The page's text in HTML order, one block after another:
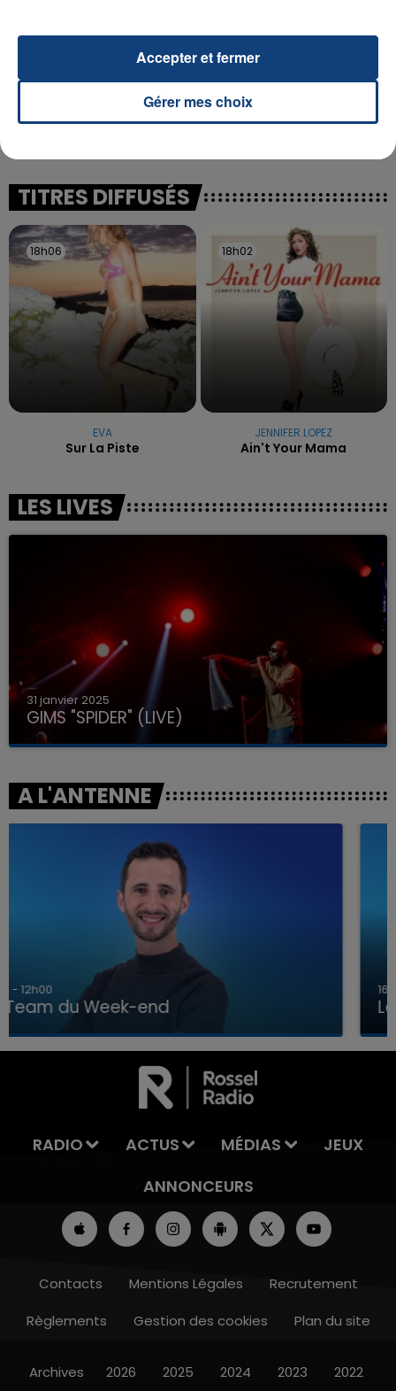
LA TEAM DU WEEK-END
20 juillet 2026
UNE ADOLESCENTE DEVANT SE FAIRE
OPÉRER DE LA CHEVILLE RESSORT DE LA...
reconnu sa responsabilité et présenté ses
excuses.
TITRES DIFFUSÉS
18h06
18h06
EVA
Sur La Piste
18h02
18h02
JENNIFER LOPEZ
Ain't Your Mama
LES LIVES
31 janvier 2025
GIMS "SPIDER" (LIVE)
A L'ANTENNE
16h00 - 20h00
La Team du Week-end
RADIO ACTUS MÉDIAS
JEUX
ANNONCEURS
Contacts Mentions Légales
Recrutement
Règlements
Gestion des cookies Plan du site
Archives 2026 2025 2024 2023 2022
Gérer mes choix
Accepter et fermer